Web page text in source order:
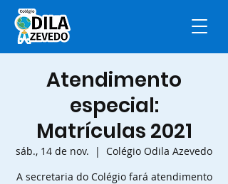
Atendimento
especial:
Matrículas 2021
sáb., 14 de nov.
  |
Colégio Odila Azevedo
A secretaria do Colégio fará atendimento